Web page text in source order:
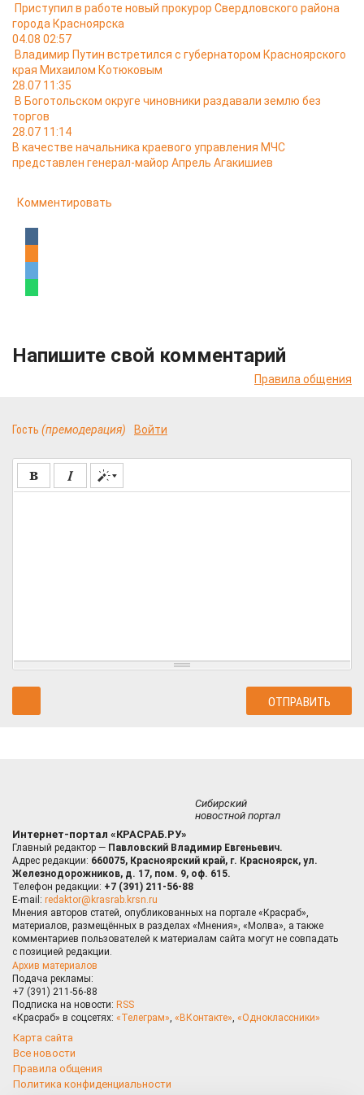
Приступил в работе новый прокурор Свердловского района
города Красноярска
04.08 02:57
Владимир Путин встретился с губернатором Красноярского
края Михаилом Котюковым
28.07 11:35
В Боготольском округе чиновники раздавали землю без
торгов
28.07 11:14
В качестве начальника краевого управления МЧС
представлен генерал-майор Апрель Агакишиев
Комментировать
Напишите свой комментарий
Правила общения
Гость (премодерация) Войти
Сибирский
новостной портал
Интернет-портал «КРАСРАБ.РУ»
Главный редактор — Павловский Владимир Евгеньевич.
Адрес редакции: 660075, Красноярский край, г. Красноярск, ул.
Железнодорожников, д. 17, пом. 9, оф. 615.
Телефон редакции: +7 (391) 211-56-88
E-mail: redaktor@krasrab.krsn.ru
Мнения авторов статей, опубликованных на портале «Красраб»,
материалов, размещённых в разделах «Мнения», «Молва», а также
комментариев пользователей к материалам сайта могут не совпадать
с позицией редакции.
Архив материалов
Подача рекламы:
+7 (391) 211-56-88
Подписка на новости: RSS
«Красраб» в соцсетях: «Телеграм», «ВКонтакте», «Одноклассники»
Карта сайта
Все новости
Правила общения
Политика конфиденциальности